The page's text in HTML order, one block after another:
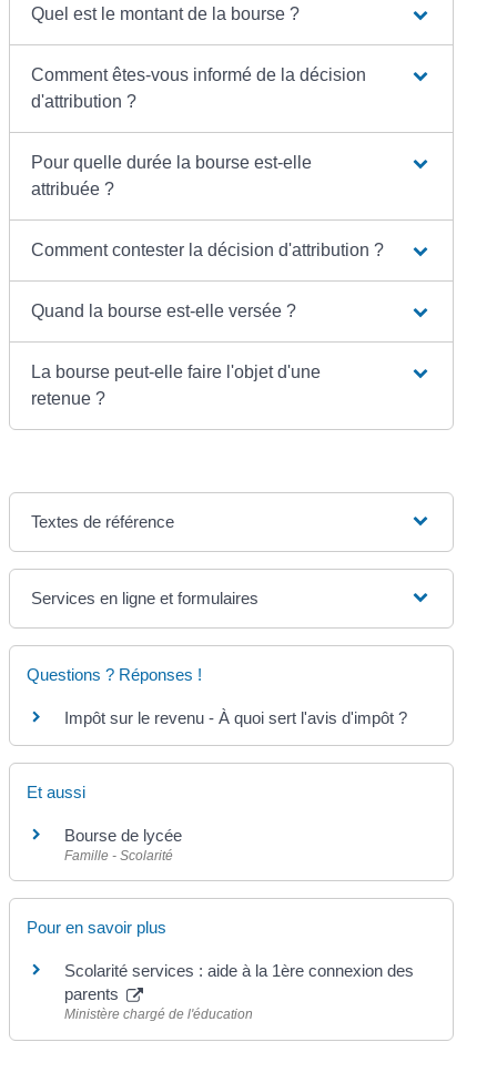
Quel est le montant de la bourse ?
Comment êtes-vous informé de la décision
d'attribution ?
Pour quelle durée la bourse est-elle
attribuée ?
Comment contester la décision d'attribution ?
Quand la bourse est-elle versée ?
La bourse peut-elle faire l'objet d'une
retenue ?
Textes de référence
Services en ligne et formulaires
Questions ? Réponses !
Impôt sur le revenu - À quoi sert l'avis d'impôt ?
Et aussi
Bourse de lycée
Famille - Scolarité
Pour en savoir plus
Scolarité services : aide à la 1ère connexion des
parents
Ministère chargé de l'éducation